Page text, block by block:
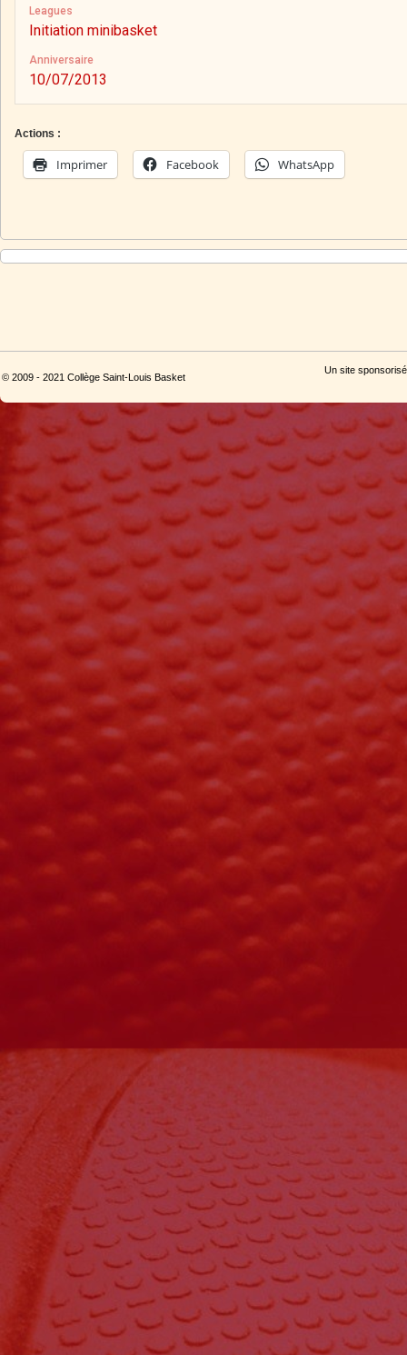
Leagues
Initiation minibasket
Anniversaire
10/07/2013
Actions :
Imprimer Facebook WhatsApp
© 2009 - 2021 Collège Saint-Louis Basket
Un site